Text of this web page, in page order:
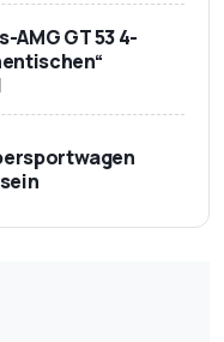
GT 53 4-